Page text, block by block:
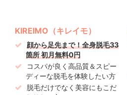
KIREIMO（キレイモ）
顔から足先まで！全身脱毛33
箇所 初月無料0円
コスパが良く高品質＆スピー
ディーな脱毛を体験したい方
脱毛だけでなく美容にもこだ